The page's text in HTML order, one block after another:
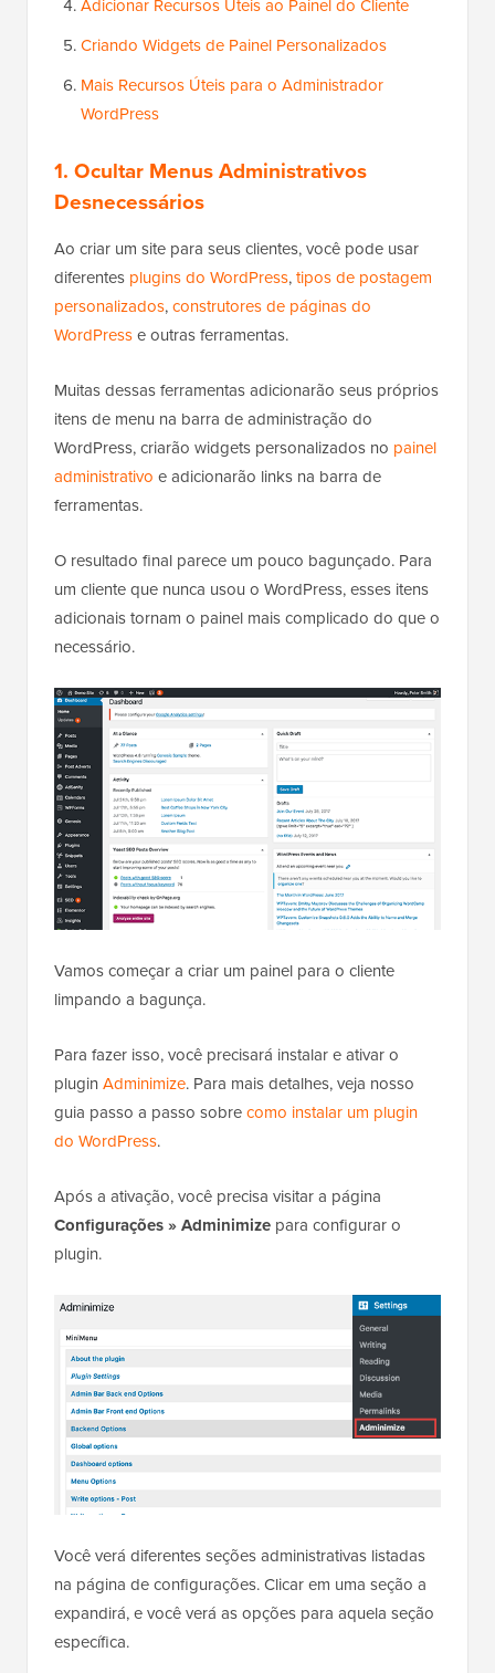
Adicionar Recursos Úteis ao Painel do Cliente
Criando Widgets de Painel Personalizados
Mais Recursos Úteis para o Administrador
WordPress
1. Ocultar Menus Administrativos
Desnecessários
Ao criar um site para seus clientes, você pode usar
diferentes plugins do WordPress,tipos de postagem
personalizados,construtores de páginas do
WordPresse outras ferramentas.
Muitas dessas ferramentas adicionarão seus próprios
itens de menu na barra de administração do
WordPress, criarão widgets personalizados no painel
administrativo e adicionarão links na barra de
ferramentas.
O resultado final parece um pouco bagunçado. Para
um cliente que nunca usou o WordPress, esses itens
adicionais tornam o painel mais complicado do que o
necessário.
Vamos começar a criar um painel para o cliente
limpando a bagunça.
Para fazer isso, você precisará instalar e ativar o
plugin Adminimize. Para mais detalhes, veja nosso
guia passo a passo sobrecomo instalar um plugin
do WordPress.
Após a ativação, você precisa visitar a página
Configurações » Adminimize para configurar o
plugin.
Você verá diferentes seções administrativas listadas
na página de configurações. Clicar em uma seção a
expandirá, e você verá as opções para aquela seção
específica.